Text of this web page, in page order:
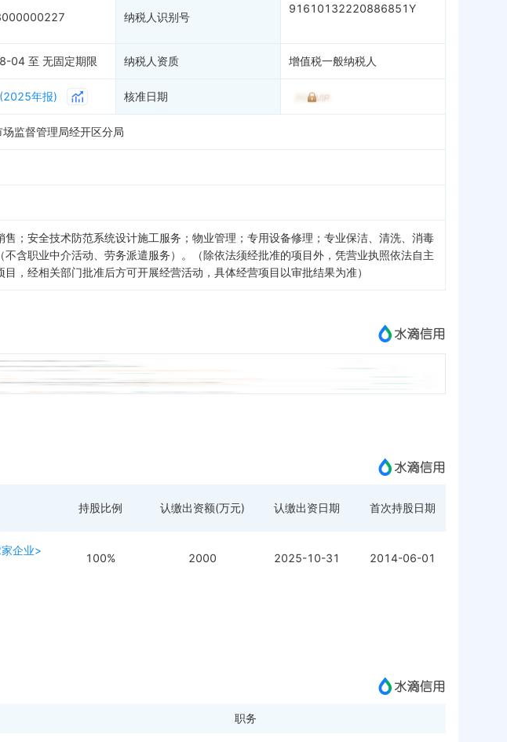
纳税人识别号
91610132220886851Y
04 至 无固定期限 纳税人资质 增值税一般纳税人
(2025年报) 核准日期
监督管理局经开区分局
；安全技术防范系统设计施工服务；物业管理；专用设备修理；专业保洁、清洗、消毒
含职业中介活动、劳务派遣服务）。（除依法须经批准的项目外，凭营业执照依法自主
，经相关部门批准后方可开展经营活动，具体经营项目以审批结果为准）
持股比例 认缴出资额(万元) 认缴出资日期 首次持股日期
企业>
100% 2000 2025-10-31 2014-06-01
职务